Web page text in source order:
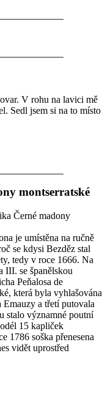
V rohu na lavici mě
Sedl jsem si na to místo
montserratské
Černé madony
je umístěna na ručně
se kdysi Bezděz stal
tedy v roce 1666. Na
III. se španělskou
Peňalosa de
která byla vyhlašována
Emauzy a třetí putovala
stalo významné poutní
15 kapliček
1786 soška přenesena
vidět uprostřed